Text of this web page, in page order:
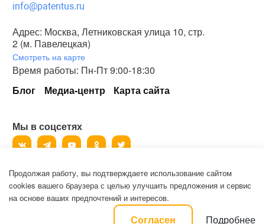
info@patentus.ru
Адрес: Москва, Летниковская улица 10, стр.
2 (м. Павелецкая)
Смотреть на карте
Время работы: Пн-Пт 9:00-18:30
Блог
Медиа-центр Карта сайта
Мы в соцсетях
©2006-2026, ООО «Патентус».
Все права защищены.
Политика конфиденциальности и пользовательское соглашение на
Продолжая работу, вы подтверждаете использование сайтом
cookies вашего браузера с целью улучшить предложения и сервис
на основе ваших предпочтений и интересов.
Согласен Подробнее